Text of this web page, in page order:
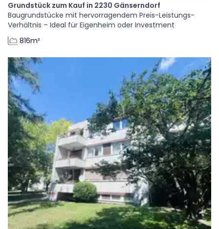
Grundstück zum Kauf in 2230 Gänserndorf
Baugrundstücke mit hervorragendem Preis-Leistungs-
Verhältnis – Ideal für Eigenheim oder Investment
816m²